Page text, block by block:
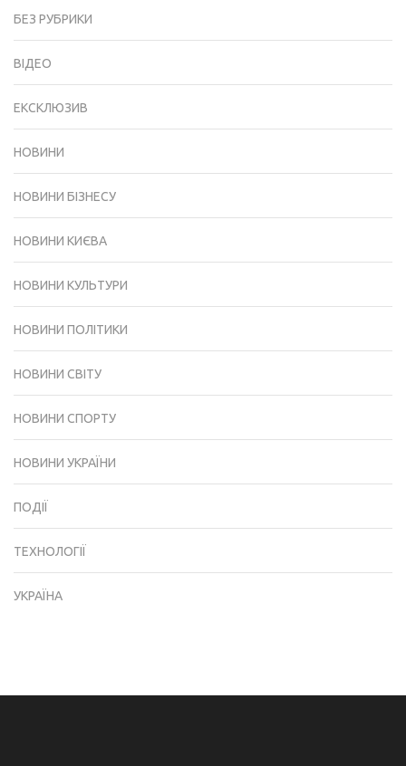
БЕЗ РУБРИКИ
ВІДЕО
ЕКСКЛЮЗИВ
НОВИНИ
НОВИНИ БІЗНЕСУ
НОВИНИ КИЄВА
НОВИНИ КУЛЬТУРИ
НОВИНИ ПОЛІТИКИ
НОВИНИ СВІТУ
НОВИНИ СПОРТУ
НОВИНИ УКРАЇНИ
ПОДІЇ
ТЕХНОЛОГІЇ
УКРАЇНА